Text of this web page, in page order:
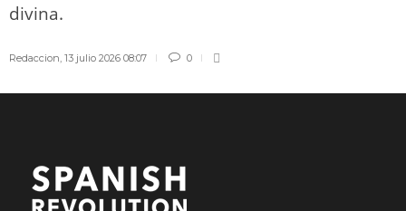
divina.
Redaccion, 13 julio 2026 08:07 0